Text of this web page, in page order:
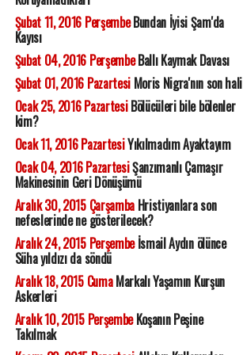
Şubat 11, 2016 PerşembeBundan İyisi Şam'da
Kayısı
Şubat 04, 2016 PerşembeBallı Kaymak Davası
Şubat 01, 2016 PazartesiMoris Nigra'nın son hali
Ocak 25, 2016 PazartesiBölücüleri bile bölenler
kim?
Ocak 11, 2016 PazartesiYıkılmadım Ayaktayım
Ocak 04, 2016 PazartesiŞanzımanlı Çamaşır
Makinesinin Geri Dönüşümü
Aralık 30, 2015 ÇarşambaHristiyanlara son
nefeslerinde ne gösterilecek?
Aralık 24, 2015 Perşembeİsmail Aydın ölünce
Süha yıldızı da söndü
Aralık 18, 2015 CumaMarkalı Yaşamın Kurşun
Askerleri
Aralık 10, 2015 PerşembeKoşanın Peşine
Takılmak